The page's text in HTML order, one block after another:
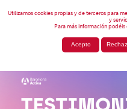
Utilizamos cookies propias y de terceros para
y
Para más información
Acepto